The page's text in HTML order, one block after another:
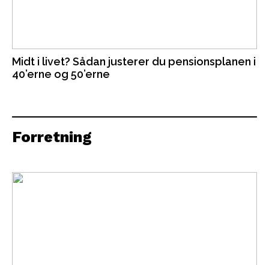
Midt i livet? Sådan justerer du pensionsplanen i
40’erne og 50’erne
Forretning